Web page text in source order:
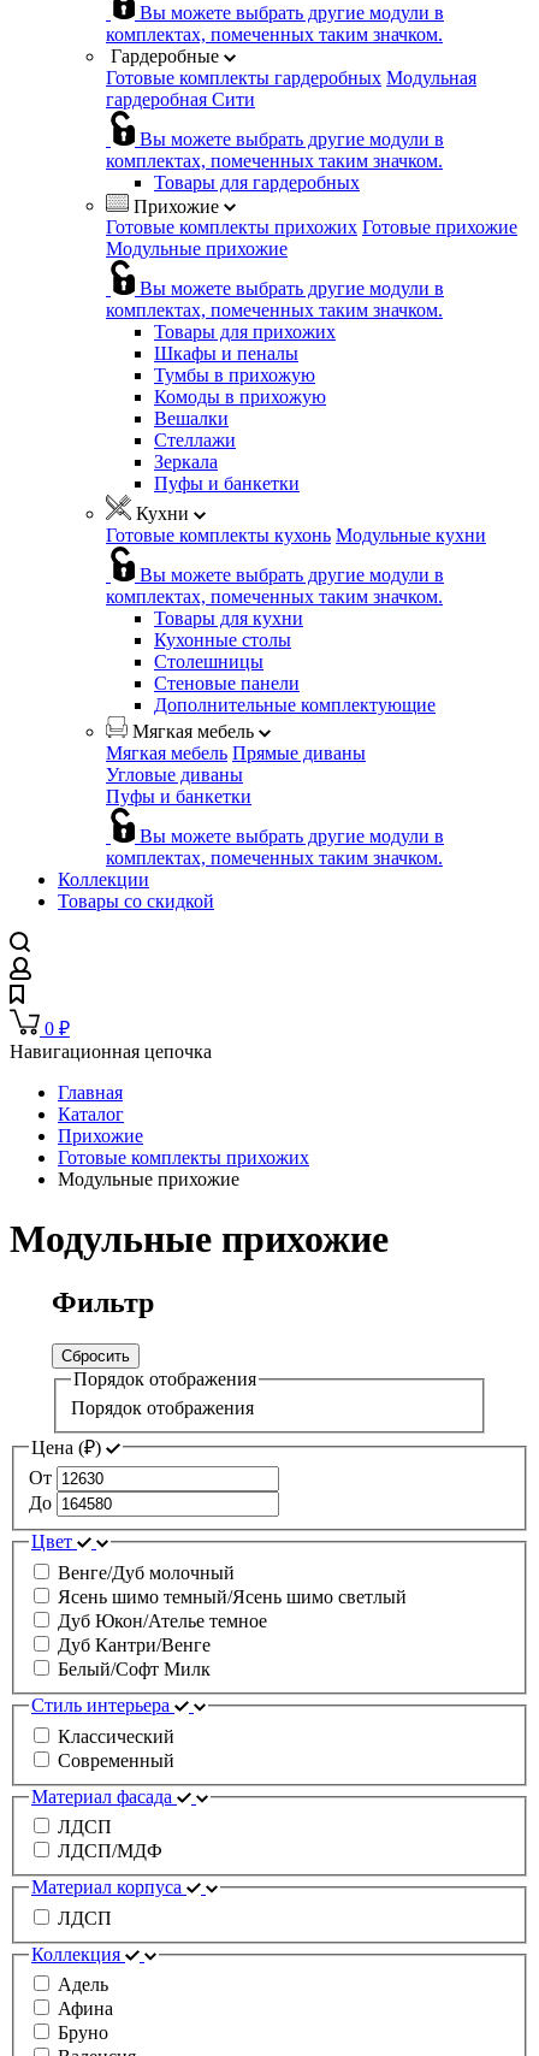
Вы можете выбрать другие модули в
комплектах, помеченных таким значком.
Гардеробные
Готовые комплекты гардеробных Модульная
гардеробная Сити
Вы можете выбрать другие модули в
комплектах, помеченных таким значком.
Товары для гардеробных
Прихожие
Готовые комплекты прихожих Готовые прихожие
Модульные прихожие
Вы можете выбрать другие модули в
комплектах, помеченных таким значком.
Товары для прихожих
Шкафы и пеналы
Тумбы в прихожую
Комоды в прихожую
Вешалки
Стеллажи
Зеркала
Пуфы и банкетки
Кухни
Готовые комплекты кухонь Модульные кухни
Вы можете выбрать другие модули в
комплектах, помеченных таким значком.
Товары для кухни
Кухонные столы
Столешницы
Стеновые панели
Дополнительные комплектующие
Мягкая мебель
Мягкая мебель Прямые диваны
Угловые диваны
Пуфы и банкетки
Вы можете выбрать другие модули в
комплектах, помеченных таким значком.
Коллекции
Товары со скидкой
0 ₽
Навигационная цепочка
Главная
Каталог
Прихожие
Готовые комплекты прихожих
Модульные прихожие
Модульные прихожие
Фильтр
Сбросить
Порядок отображения
Порядок отображения
Цена (₽)
От
До
Цвет
Венге/Дуб молочный
Ясень шимо темный/Ясень шимо светлый
Дуб Юкон/Ателье темное
Дуб Кантри/Венге
Белый/Софт Милк
Стиль интерьера
Классический
Современный
Материал фасада
ЛДСП
ЛДСП/МДФ
Материал корпуса
ЛДСП
Коллекция
Адель
Афина
Бруно